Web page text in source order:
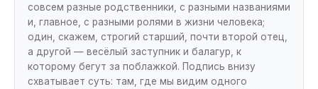
совсем разные родственники, с разными названиями
и, главное, с разными ролями в жизни человека;
один, скажем, строгий старший, почти второй отец,
а другой — весёлый заступник и балагур, к
которому бегут за поблажкой. Подпись внизу
схватывает суть: там, где мы видим одного